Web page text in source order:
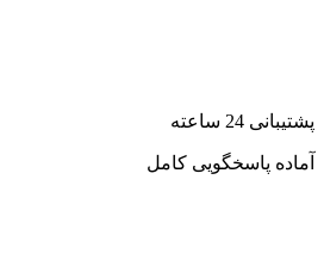
پشتیبانی 24 ساعته
آماده پاسخگویی کامل